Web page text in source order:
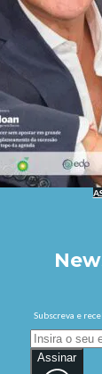
Subscreva e
Assinar